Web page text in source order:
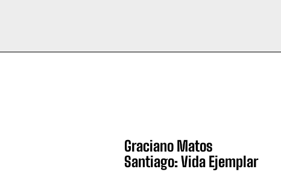
Graciano Matos
Santiago: Vida Ejemplar